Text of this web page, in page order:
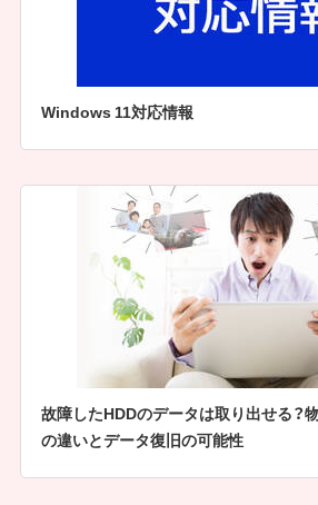
Windows 11対応情報
故障したHDDのデータは取り出せる？
の違いとデータ復旧の可能性